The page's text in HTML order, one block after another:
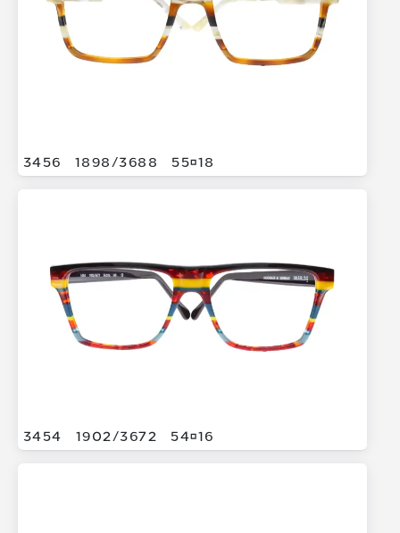
3456 1898/3688 5518
3454 1902/3672 5416